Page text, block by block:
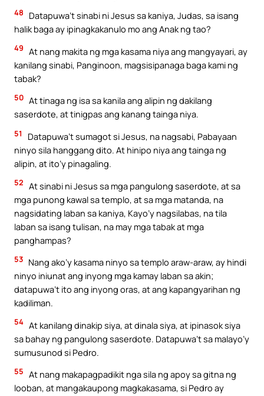
48
Datapuwa’t sinabi ni Jesus sa kaniya, Judas, sa isang
halik baga ay ipinagkakanulo mo ang Anak ng tao?
49 At nang makita ng mga kasama niya ang mangyayari, ay
kanilang sinabi, Panginoon, magsisipanaga baga kami ng
tabak?
50 At tinaga ng isa sa kanila ang alipin ng dakilang
saserdote, at tinigpas ang kanang tainga niya.
51
Datapuwa’t sumagot si Jesus, na nagsabi, Pabayaan
ninyo sila hanggang dito. At hinipo niya ang tainga ng
alipin, at ito’y pinagaling.
52 At sinabi ni Jesus sa mga pangulong saserdote, at sa
mga punong kawal sa templo, at sa mga matanda, na
nagsidating laban sa kaniya, Kayo’y nagsilabas, na tila
laban sa isang tulisan, na may mga tabak at mga
panghampas?
53 Nang ako’y kasama ninyo sa templo araw-araw, ay hindi
ninyo iniunat ang inyong mga kamay laban sa akin;
datapuwa’t ito ang inyong oras, at ang kapangyarihan ng
kadiliman.
54 At kanilang dinakip siya, at dinala siya, at ipinasok siya
sa bahay ng pangulong saserdote. Datapuwa’t sa malayo’y
sumusunod si Pedro.
55 At nang makapagpadikit nga sila ng apoy sa gitna ng
looban, at mangakaupong magkakasama, si Pedro ay